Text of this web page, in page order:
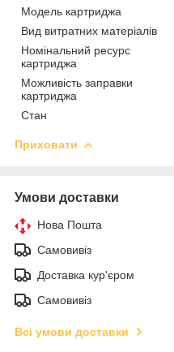
Модель картриджа
Вид витратних матеріалів
Номінальний ресурс
картриджа
Можливість заправки
картриджа
Стан
Приховати
Умови доставки
Нова Пошта
Самовивіз
Доставка кур'єром
Самовивіз
Всі умови доставки